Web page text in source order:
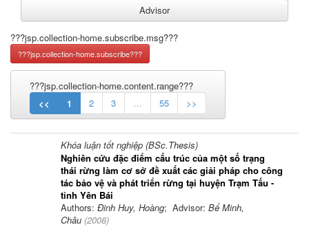
???jsp.collection-home.subscribe.msg???
???jsp.collection-home.content.range???
<<
1 2 3 … 55 >>
Khóa luận tốt nghiệp (BSc.Thesis)
Nghiên cứu đặc điểm cấu trúc của một số trạng
thái rừng làm cơ sở đề xuất các giải pháp cho công
tác bảo vệ và phát triển rừng tại huyện Trạm Tấu -
tỉnh Yên Bái
Authors: Đinh Huy, Hoàng; Advisor: Bế Minh,
Châu (2008)